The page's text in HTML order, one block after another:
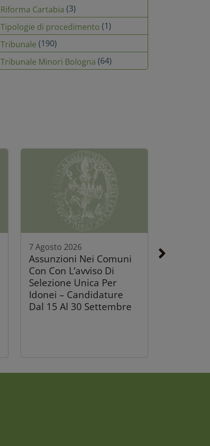
Riforma Cartabia (3)
Tipologie di procedimento (1)
Tribunale (190)
Tribunale Minori Bologna (64)
7 Agosto 2026
Assunzioni Nei Comuni
Con Con L’avviso Di
Selezione Unica Per
Idonei – Candidature
Dal 15 Al 30 Settembre